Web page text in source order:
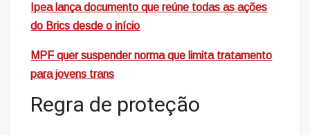
Ipea lança documento que reúne todas as ações
do Brics desde o início
MPF quer suspender norma que limita tratamento
para jovens trans
Regra de proteção